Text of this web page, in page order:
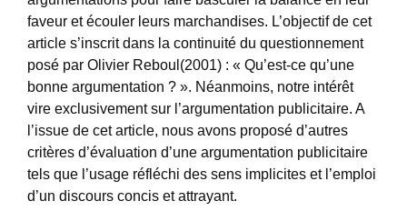
faveur et écouler leurs marchandises. L’objectif de cet
article s’inscrit dans la continuité du questionnement
posé par Olivier Reboul(2001) : « Qu’est-ce qu’une
bonne argumentation ? ». Néanmoins, notre intérêt
vire exclusivement sur l’argumentation publicitaire. A
l’issue de cet article, nous avons proposé d’autres
critères d’évaluation d’une argumentation publicitaire
tels que l’usage réfléchi des sens implicites et l’emploi
d’un discours concis et attrayant.